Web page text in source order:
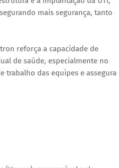
mais segurança, tanto
reforça a capacidade de
de saúde, especialmente no
trabalho das equipes e assegura